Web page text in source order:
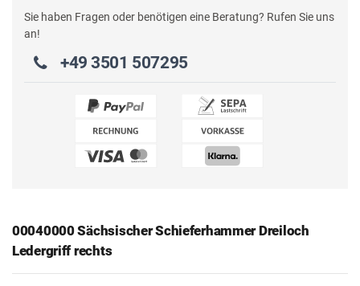
Sie haben Fragen oder benötigen eine Beratung? Rufen Sie uns
an!
+49 3501 507295
00040000 Sächsischer Schieferhammer Dreiloch
Ledergriff rechts